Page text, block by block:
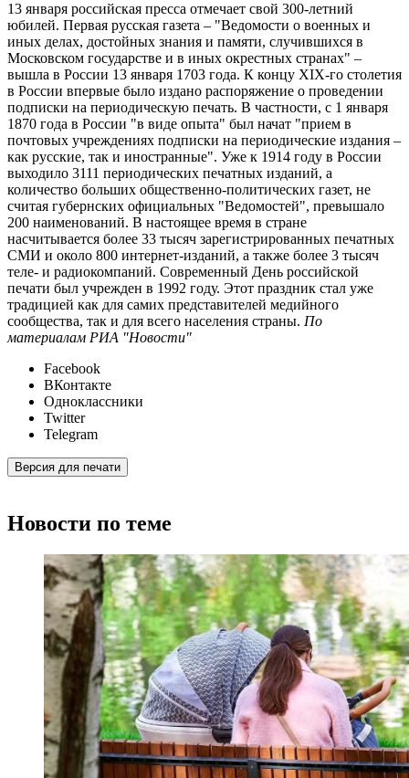
13 января российская пресса отмечает свой 300-летний
юбилей. Первая русская газета – "Ведомости о военных и
иных делах, достойных знания и памяти, случившихся в
Московском государстве и в иных окрестных странах" –
вышла в России 13 января 1703 года. К концу XIX-го столетия
в России впервые было издано распоряжение о проведении
подписки на периодическую печать. В частности, с 1 января
1870 года в России "в виде опыта" был начат "прием в
почтовых учреждениях подписки на периодические издания –
как русские, так и иностранные". Уже к 1914 году в России
выходило 3111 периодических печатных изданий, а
количество больших общественно-политических газет, не
считая губернских официальных "Ведомостей", превышало
200 наименований. В настоящее время в стране
насчитывается более 33 тысяч зарегистрированных печатных
СМИ и около 800 интернет-изданий, а также более 3 тысяч
теле- и радиокомпаний. Современный День российской
печати был учрежден в 1992 году. Этот праздник стал уже
традицией как для самих представителей медийного
сообщества, так и для всего населения страны. По
материалам РИА "Новости"
Facebook
ВКонтакте
Одноклассники
Twitter
Telegram
Версия для печати
Новости по теме